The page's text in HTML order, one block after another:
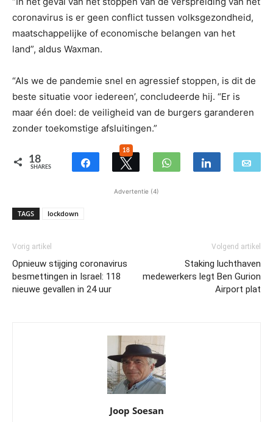
coronavirus is er geen conflict tussen volksgezondheid,
maatschappelijke of economische belangen van het
land”, aldus Waxman.
“Als we de pandemie snel en agressief stoppen, is dit de
beste situatie voor iedereen’, concludeerde hij. “Er is
maar één doel: de veiligheid van de burgers garanderen
zonder toekomstige afsluitingen.”
18
SHARES
18
Advertentie (4)
TAGS lockdown
Vorig artikel
Opnieuw stijging coronavirus
besmettingen in Israel: 118
nieuwe gevallen in 24 uur
Volgend artikel
Staking luchthaven
medewerkers legt Ben Gurion
Airport plat
Joop Soesan